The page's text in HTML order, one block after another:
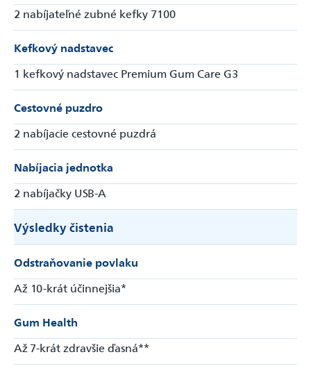
2 nabíjateľné zubné kefky 7100
Kefkový nadstavec
1 kefkový nadstavec Premium Gum Care G3
Cestovné puzdro
2 nabíjacie cestovné puzdrá
Nabíjacia jednotka
2 nabíjačky USB-A
Výsledky čistenia
Odstraňovanie povlaku
Až 10-krát účinnejšia*
Gum Health
Až 7-krát zdravšie ďasná**